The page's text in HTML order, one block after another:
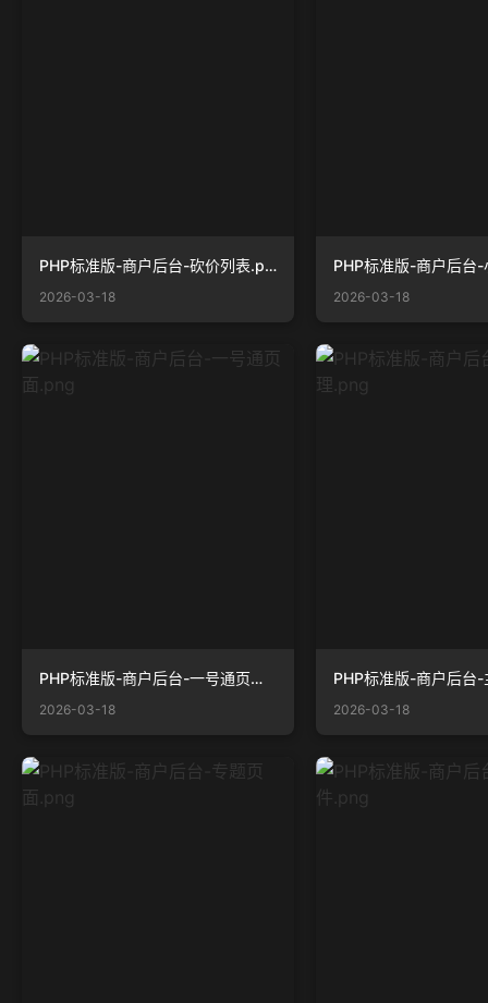
PHP标准版-商户后台-砍价列表.png
2026-03-18 2026-03-18
PHP标准版-商户后台-一号通页面.png
2026-03-18 2026-03-18